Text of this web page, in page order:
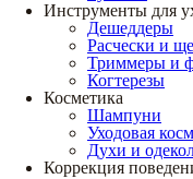
Инструменты для
Дешеддеры
Расчески и
Триммеры и
Когтерезы
Косметика
Шампуни
Уходовая
Духи и
Коррекция